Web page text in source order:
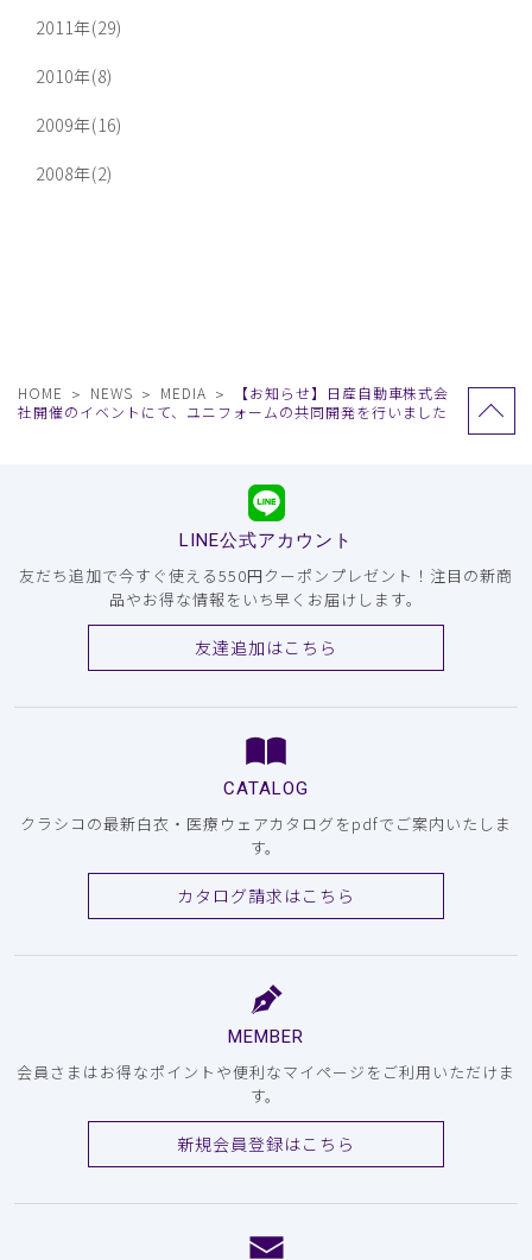
2011年(29)
2010年(8)
2009年(16)
2008年(2)
HOME NEWS MEDIA
【お知らせ】日産自動車株式会
社開催のイベントにて、ユニフォームの共同開発を行いました
LINE公式アカウント
友だち追加で今すぐ使える550円クーポンプレゼント！注目の新商
品やお得な情報をいち早くお届けします。
友達追加はこちら
CATALOG
クラシコの最新白衣・医療ウェアカタログをpdfでご案内いたしま
す。
カタログ請求はこちら
MEMBER
会員さまはお得なポイントや便利なマイページをご利用いただけま
す。
新規会員登録はこちら